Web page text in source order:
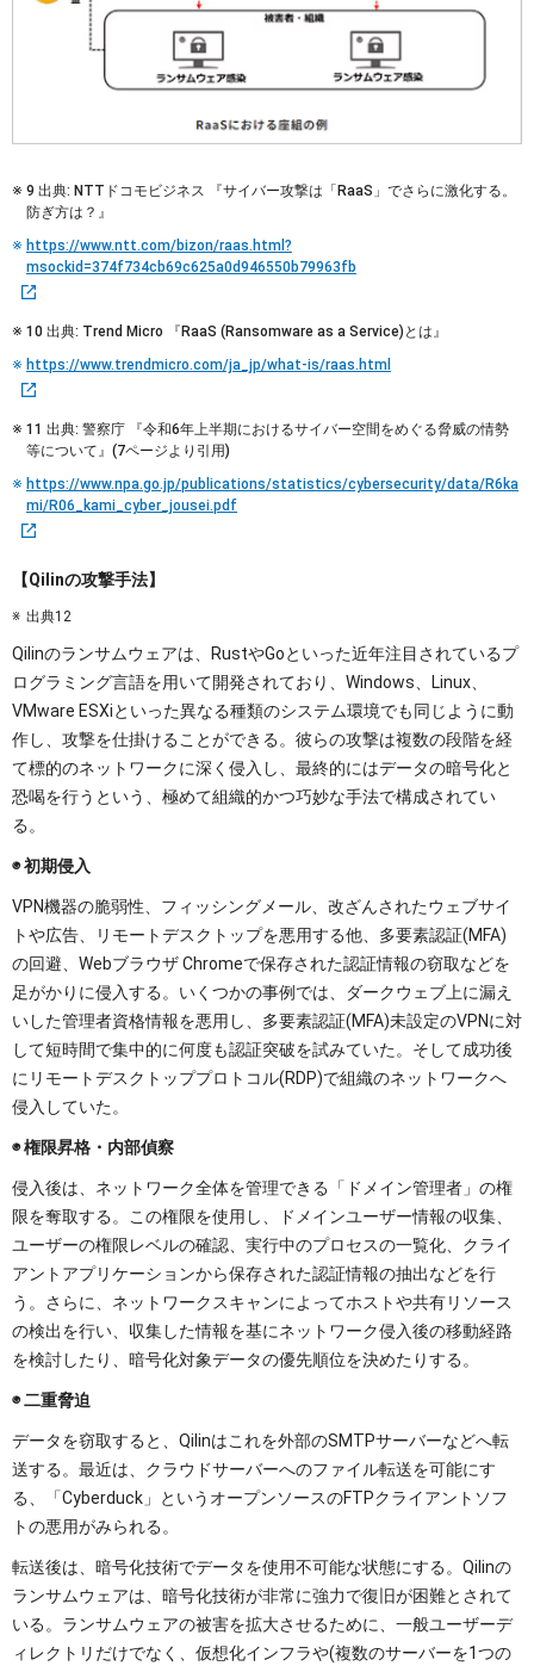
9 出典: NTTドコモビジネス 『サイバー攻撃は「RaaS」でさらに激化する。
防ぎ方は？』
https://www.ntt.com/bizon/raas.html?
msockid=374f734cb69c625a0d946550b79963fb
10 出典: Trend Micro 『RaaS (Ransomware as a Service)とは』
https://www.trendmicro.com/ja_jp/what-is/raas.html
11 出典: 警察庁 『令和6年上半期におけるサイバー空間をめぐる脅威の情勢
等について』(7ページより引用)
https://www.npa.go.jp/publications/statistics/cybersecurity/data/R6ka
mi/R06_kami_cyber_jousei.pdf
【Qilinの攻撃手法】
出典12
Qilinのランサムウェアは、RustやGoといった近年注目されているプ
ログラミング言語を用いて開発されており、Windows、Linux、
VMware ESXiといった異なる種類のシステム環境でも同じように動
作し、攻撃を仕掛けることができる。彼らの攻撃は複数の段階を経
て標的のネットワークに深く侵入し、最終的にはデータの暗号化と
恐喝を行うという、極めて組織的かつ巧妙な手法で構成されてい
る。
◉ 初期侵入
VPN機器の脆弱性、フィッシングメール、改ざんされたウェブサイ
トや広告、リモートデスクトップを悪用する他、多要素認証(MFA)
の回避、Webブラウザ Chromeで保存された認証情報の窃取などを
足がかりに侵入する。いくつかの事例では、ダークウェブ上に漏え
いした管理者資格情報を悪用し、多要素認証(MFA)未設定のVPNに対
して短時間で集中的に何度も認証突破を試みていた。そして成功後
にリモートデスクトッププロトコル(RDP)で組織のネットワークへ
侵入していた。
◉ 権限昇格・内部偵察
侵入後は、ネットワーク全体を管理できる「ドメイン管理者」の権
限を奪取する。この権限を使用し、ドメインユーザー情報の収集、
ユーザーの権限レベルの確認、実行中のプロセスの一覧化、クライ
アントアプリケーションから保存された認証情報の抽出などを行
う。さらに、ネットワークスキャンによってホストや共有リソース
の検出を行い、収集した情報を基にネットワーク侵入後の移動経路
を検討したり、暗号化対象データの優先順位を決めたりする。
◉ 二重脅迫
データを窃取すると、Qilinはこれを外部のSMTPサーバーなどへ転
送する。最近は、クラウドサーバーへのファイル転送を可能にす
る、「Cyberduck」というオープンソースのFTPクライアントソフ
トの悪用がみられる。
転送後は、暗号化技術でデータを使用不可能な状態にする。Qilinの
ランサムウェアは、暗号化技術が非常に強力で復旧が困難とされて
いる。ランサムウェアの被害を拡大させるために、一般ユーザーデ
ィレクトリだけでなく、仮想化インフラや(複数のサーバーを1つの